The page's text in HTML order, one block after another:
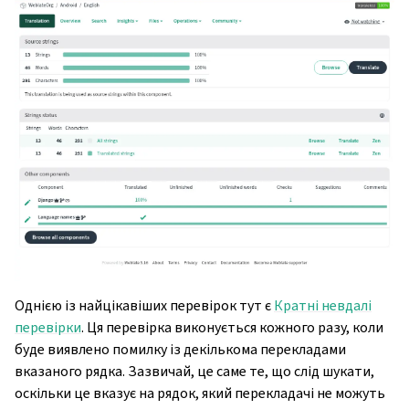
Однією із найцікавіших перевірок тут єКратні невдалі
перевірки. Ця перевірка виконується кожного разу, коли
буде виявлено помилку із декількома перекладами
вказаного рядка. Зазвичай, це саме те, що слід шукати,
оскільки це вказує на рядок, який перекладачі не можуть